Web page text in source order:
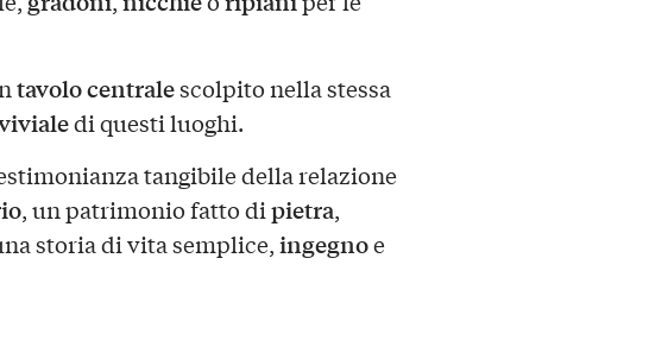
tavolo centralescolpito nella stessa
di questi luoghi.
tangibile della relazione
, un patrimonio fatto dipietra,
storia di vita semplice,ingegnoe